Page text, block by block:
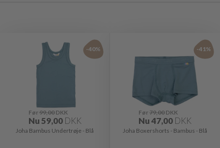
-40%
Før99,00DKK
Nu59,00 DKK
Joha Bambus Undertrøje - Blå
-41%
Før79,00 DKK
Nu47,00 DKK
Joha Boxershorts - Bambus - Blå